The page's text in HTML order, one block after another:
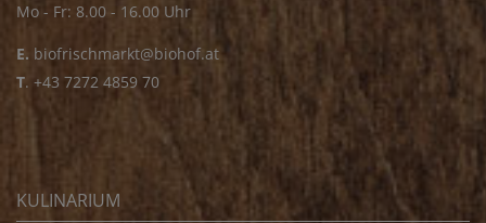
Mo - Fr: 8.00 - 16.00 Uhr
E. biofrischmarkt@biohof.at
T. +43 7272 4859 70
KULINARIUM